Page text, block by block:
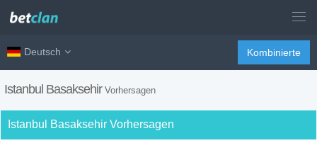
Deutsch Kombinierte
Istanbul Basaksehir Vorhersagen
Istanbul Basaksehir Vorhersagen